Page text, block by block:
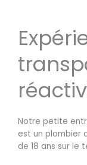
Notre petite
est un plombier
de 18 ans sur le